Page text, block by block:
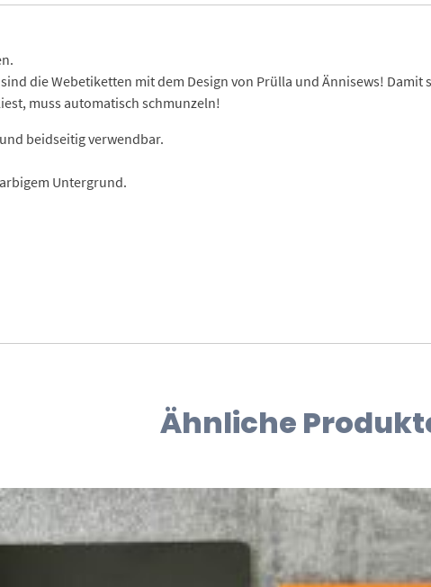
die Webetiketten mit dem Design von Prülla und Ännisews!
muss automatisch schmunzeln!
beidseitig verwendbar.
Untergrund.
Ähnliche